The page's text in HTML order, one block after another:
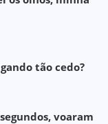
tão cedo?
voaram